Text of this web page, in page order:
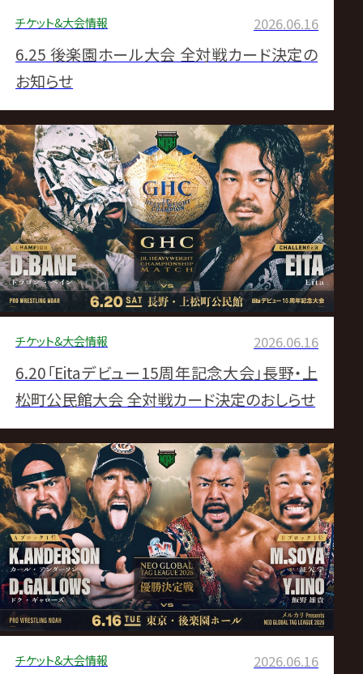
チケット&大会情報 2026.06.16
6.25 後楽園ホール大会 全対戦カード決定の
お知らせ
チケット&大会情報 2026.06.16
6.20「Eitaデビュー15周年記念大会」長野・上
松町公民館大会 全対戦カード決定のおしらせ
チケット&大会情報 2026.06.16